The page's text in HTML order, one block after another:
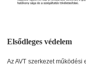
Elsődleges védelem
Az AVT szerkezet